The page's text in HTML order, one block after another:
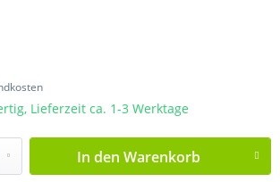
Lieferzeit ca. 1-3 Werktage
In den Warenkorb